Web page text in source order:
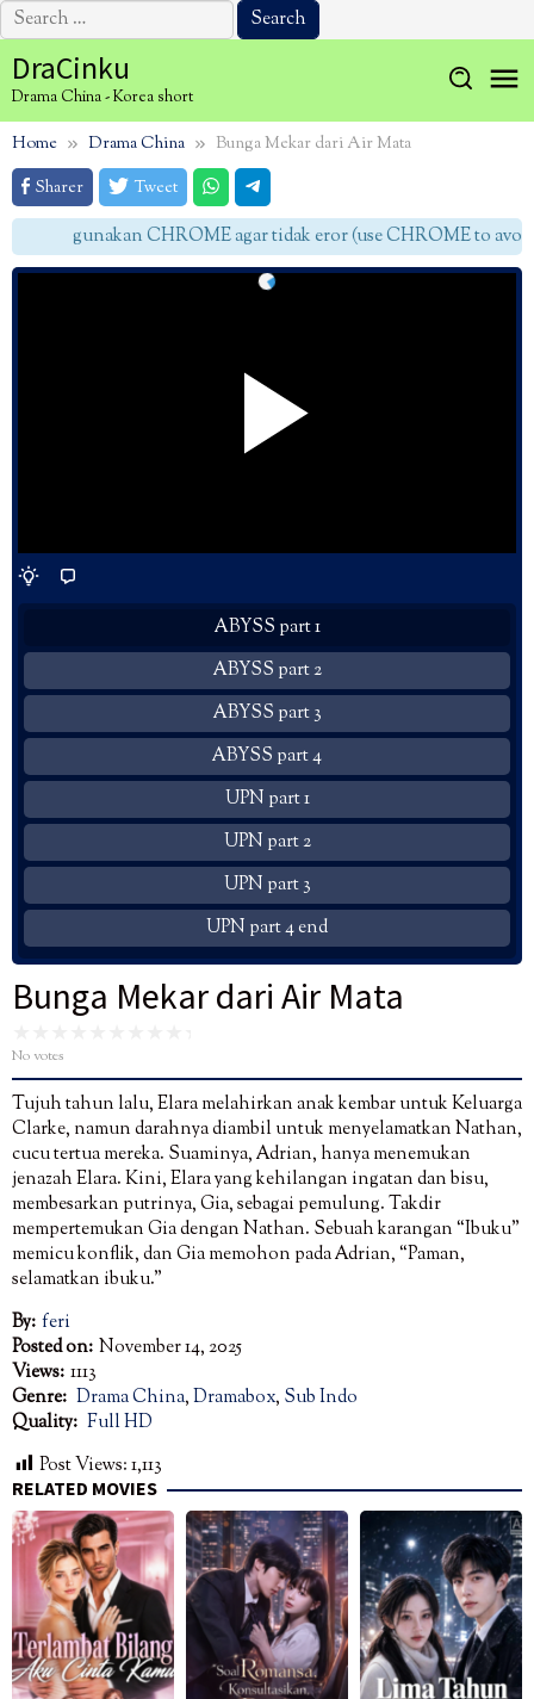
Search
for:
to
content
DraCinku
Drama China - Korea short
Home Drama China
Bunga Mekar dari Air Mata
Sharer
Tweet
gunakan CHROME agar tidak eror (use CHROME to avoid
ABYSS part 1
ABYSS part 2
ABYSS part 3
ABYSS part 4
UPN part 1
UPN part 2
UPN part 3
UPN part 4 end
Bunga Mekar dari Air Mata
No votes
Tujuh tahun lalu, Elara melahirkan anak kembar untuk Keluarga
Clarke, namun darahnya diambil untuk menyelamatkan Nathan,
cucu tertua mereka. Suaminya, Adrian, hanya menemukan
jenazah Elara. Kini, Elara yang kehilangan ingatan dan bisu,
membesarkan putrinya, Gia, sebagai pemulung. Takdir
mempertemukan Gia dengan Nathan. Sebuah karangan “Ibuku”
memicu konflik, dan Gia memohon pada Adrian, “Paman,
selamatkan ibuku.”
By: feri
Posted on: November 14, 2025
Views: 1113
Genre: Drama China,Dramabox, Sub Indo
Quality: Full HD
Post Views:1,113
RELATED MOVIES